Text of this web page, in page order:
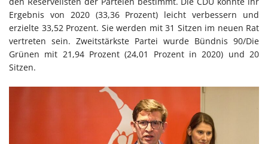
Ergebnis von 2020 (33,36 Prozent) leicht verbessern und
erzielte 33,52 Prozent. Sie werden mit 31 Sitzen im neuen Rat
vertreten sein. Zweitstärkste Partei wurde Bündnis 90/Die
Grünen mit 21,94 Prozent (24,01 Prozent in 2020) und 20
Sitzen.